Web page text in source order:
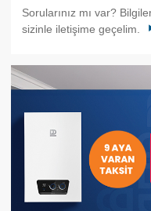
Sorularınız mı var?
sizinle iletişime geçelim.